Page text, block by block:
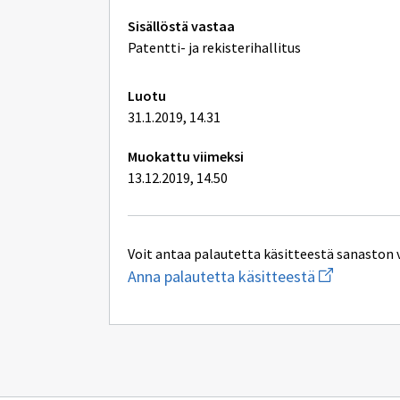
Tekniset
lisätiedot
Sisällöstä vastaa
Patentti- ja rekisterihallitus
Luotu
31.1.2019, 14.31
Muokattu viimeksi
13.12.2019, 14.50
Voit antaa palautetta käsitteestä sanaston
Anna palautetta käsitteestä Aloita
uuden
kirjoitus